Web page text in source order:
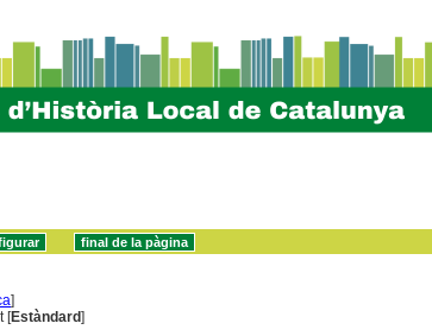
]
[Estàndard]